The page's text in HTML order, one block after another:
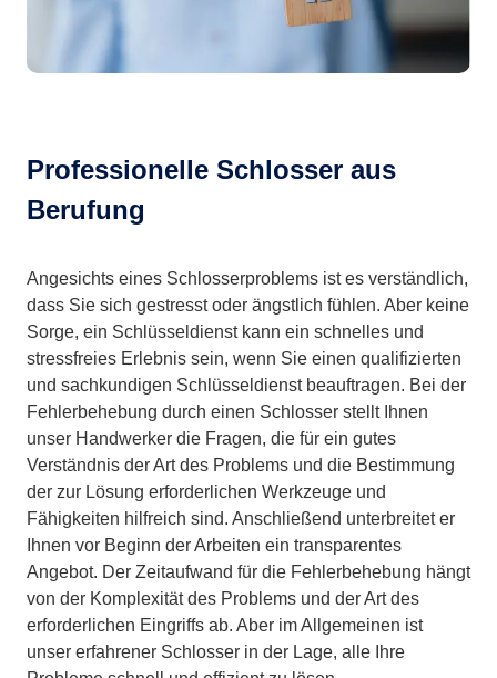
Professionelle Schlosser aus
Berufung
Angesichts eines Schlosserproblems ist es verständlich,
dass Sie sich gestresst oder ängstlich fühlen. Aber keine
Sorge, ein Schlüsseldienst kann ein schnelles und
stressfreies Erlebnis sein, wenn Sie einen qualifizierten
und sachkundigen Schlüsseldienst beauftragen. Bei der
Fehlerbehebung durch einen Schlosser stellt Ihnen
unser Handwerker die Fragen, die für ein gutes
Verständnis der Art des Problems und die Bestimmung
der zur Lösung erforderlichen Werkzeuge und
Fähigkeiten hilfreich sind. Anschließend unterbreitet er
Ihnen vor Beginn der Arbeiten ein transparentes
Angebot. Der Zeitaufwand für die Fehlerbehebung hängt
von der Komplexität des Problems und der Art des
erforderlichen Eingriffs ab. Aber im Allgemeinen ist
unser erfahrener Schlosser in der Lage, alle Ihre